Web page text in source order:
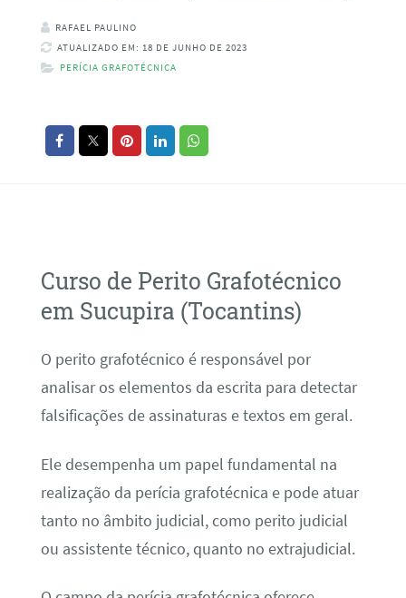
RAFAEL PAULINO
ATUALIZADO EM: 18 DE JUNHO DE 2023
PERÍCIA GRAFOTÉCNICA
Curso de Perito Grafotécnico
em Sucupira (Tocantins)
O perito grafotécnico é responsável por
analisar os elementos da escrita para detectar
falsificações de assinaturas e textos em geral.
Ele desempenha um papel fundamental na
realização da perícia grafotécnica e pode atuar
tanto no âmbito judicial, como perito judicial
ou assistente técnico, quanto no extrajudicial.